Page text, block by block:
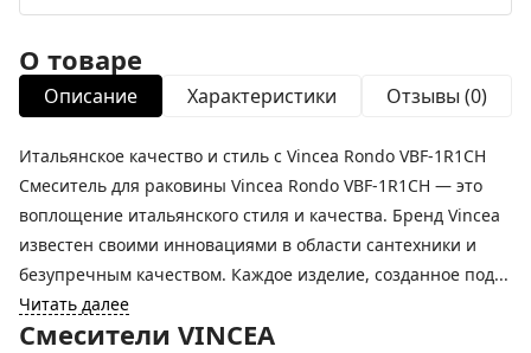
О товаре
Описание Характеристики Отзывы (0)
Итальянское качество и стиль с Vincea Rondo VBF-1R1CH
Смеситель для раковины Vincea Rondo VBF-1R1CH — это
воплощение итальянского стиля и качества. Бренд Vincea
известен своими инновациями в области сантехники и
безупречным качеством. Каждое изделие, созданное под...
Читать далее
Смесители VINCEA